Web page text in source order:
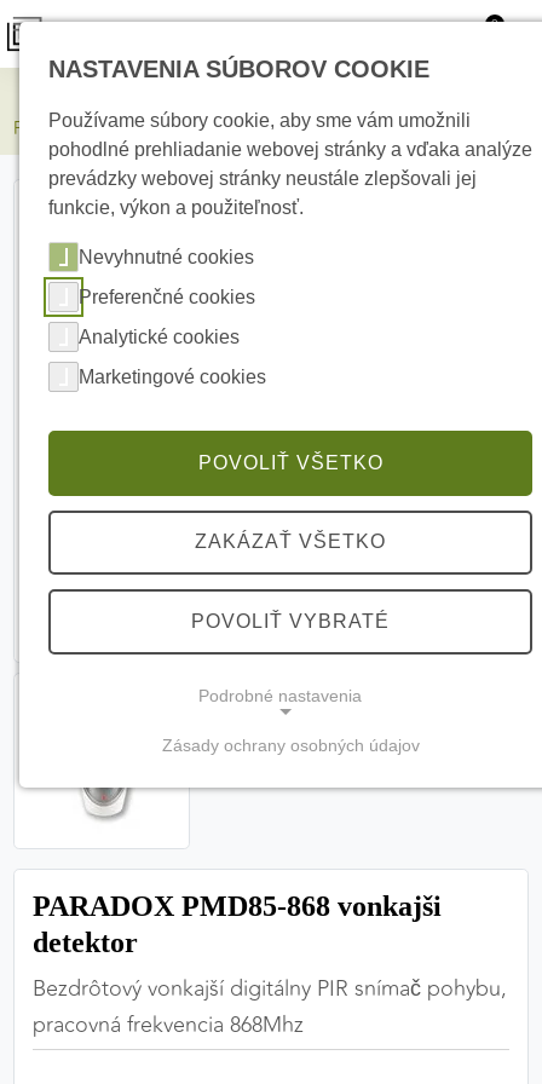
0
PARADOX PMD85-868 vonkajši detektor
PARADOX PMD85-868 vonkajši
detektor
Bezdrôtový vonkajší digitálny PIR snímač pohybu,
pracovná frekvencia 868Mhz
NASTAVENIA SÚBOROV COOKIE
Používame súbory cookie, aby sme vám umožnili
pohodlné prehliadanie webovej stránky a vďaka analýze
prevádzky webovej stránky neustále zlepšovali jej
funkcie, výkon a použiteľnosť.
Nevyhnutné cookies
Preferenčné cookies
Analytické cookies
Marketingové cookies
POVOLIŤ VŠETKO
ZAKÁZAŤ VŠETKO
POVOLIŤ VYBRATÉ
Podrobné nastavenia
(vždy aktívne, nemožno vypnúť)
Tieto cookies sú potrebné na správne fungovanie
zabezpečiť jej plnú funkčnosť.
Zásady ochrany osobných údajov